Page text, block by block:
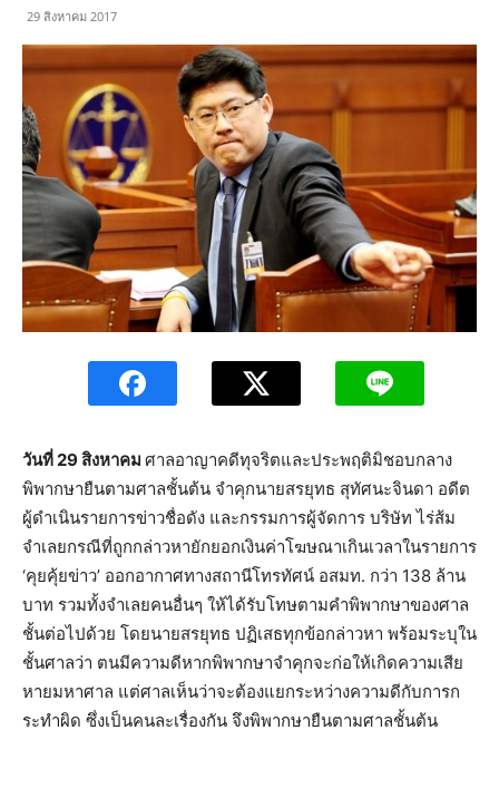
29 สิงหาคม 2017
วันที่ 29 สิงหาคม ศาลอาญาคดีทุจริตและประพฤติมิชอบกลาง
พิพากษายืนตามศาลชั้นต้น จำคุกนายสรยุทธ สุทัศนะจินดา อดีต
ผู้ดำเนินรายการข่าวชื่อดัง และกรรมการผู้จัดการ บริษัท ไร่ส้ม
จำเลยกรณีที่ถูกกล่าวหายักยอกเงินค่าโฆษณาเกินเวลาในรายการ
‘คุยคุ้ยข่าว’ ออกอากาศทางสถานีโทรทัศน์ อสมท. กว่า 138 ล้าน
บาท รวมทั้งจำเลยคนอื่นๆ ให้ได้รับโทษตามคำพิพากษาของศาล
ชั้นต่อไปด้วย โดยนายสรยุทธ ปฏิเสธทุกข้อกล่าวหา พร้อมระบุใน
ชั้นศาลว่า ตนมีความดีหากพิพากษาจำคุกจะก่อให้เกิดความเสีย
หายมหาศาล แต่ศาลเห็นว่าจะต้องแยกระหว่างความดีกับการก
ระทำผิด ซึ่งเป็นคนละเรื่องกัน จึงพิพากษายืนตามศาลชั้นต้น